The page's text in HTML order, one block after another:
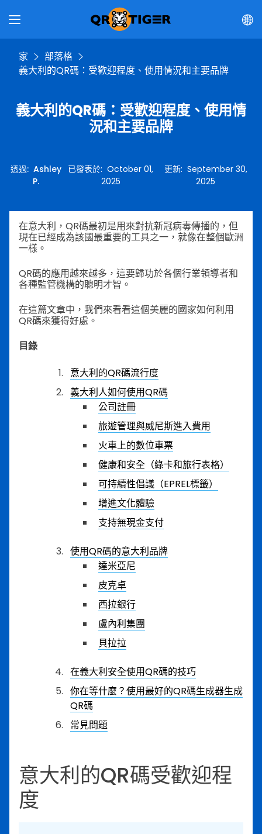
家
部落格
義大利的QR碼：受歡迎程度、使用情況和主要品牌
義大利的QR碼：受歡迎程度、使用情
況和主要品牌
透過:Ashley
P.
已發表於:October 01,
2025
更新: September 30,
2025
在意大利，QR碼最初是用來對抗新冠病毒傳播的，但
現在已經成為該國最重要的工具之一，就像在整個歐洲
一樣。
QR碼的應用越來越多，這要歸功於各個行業領導者和
各種監管機構的聰明才智。
在這篇文章中，我們來看看這個美麗的國家如何利用
QR碼來獲得好處。
目錄
意大利的QR碼流行度
義大利人如何使用QR碼
公司註冊
旅遊管理與威尼斯進入費用
火車上的數位車票
健康和安全（綠卡和旅行表格）
可持續性倡議（EPREL標籤）
增進文化體驗
支持無現金支付
使用QR碼的意大利品牌
達米亞尼
皮克卓
西拉銀行
盧內利集團
貝拉拉
在義大利安全使用QR碼的技巧
你在等什麼？使用最好的QR碼生成器生成
QR碼
常見問題
意大利的QR碼受歡迎程
度